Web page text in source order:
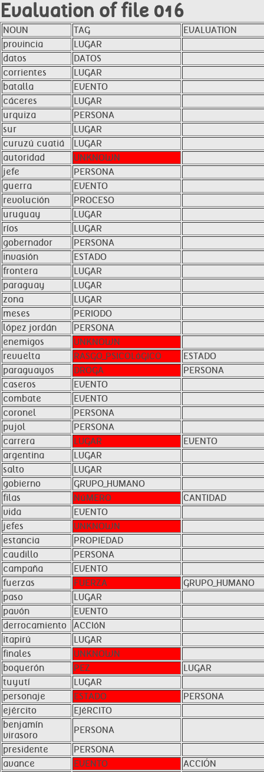
Evaluation of file 016
NOUN TAG
EVALUATION
provincia
LUGAR
datos
DATOS
corrientes
LUGAR
batalla
EVENTO
cáceres
LUGAR
urquiza
PERSONA
sur
LUGAR
curuzú cuatiá
LUGAR
autoridad
UNKNOWN
jefe
PERSONA
guerra
EVENTO
revolución
PROCESO
uruguay
LUGAR
ríos
LUGAR
gobernador
PERSONA
invasión
ESTADO
frontera
LUGAR
paraguay
LUGAR
zona
LUGAR
meses
PERIODO
lópez jordán
PERSONA
enemigos
UNKNOWN
revuelta
RASGO_PSICOLóGICO
ESTADO
paraguayos
DROGA
PERSONA
caseros
EVENTO
combate
EVENTO
coronel
PERSONA
pujol
PERSONA
carrera
LUGAR
EVENTO
argentina
LUGAR
salto
LUGAR
gobierno
GRUPO_HUMANO
filas
NúMERO
CANTIDAD
vida
EVENTO
jefes
UNKNOWN
estancia
PROPIEDAD
caudillo
PERSONA
campaña
EVENTO
fuerzas
FUERZA
GRUPO_HUMANO
paso
LUGAR
pavón
EVENTO
derrocamiento
ACCIóN
itapirú
LUGAR
finales
UNKNOWN
boquerón
PEZ
LUGAR
tuyutí
LUGAR
personaje
ESTADO
PERSONA
ejército
EJéRCITO
benjamín
virasoro
PERSONA
presidente
PERSONA
avance
EVENTO
ACCIÓN